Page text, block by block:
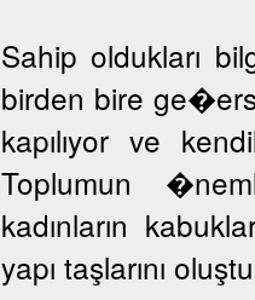
Sahip oldukları
birden bire
kapılıyor ve
Toplumun
kadınların
yapı taşlarını